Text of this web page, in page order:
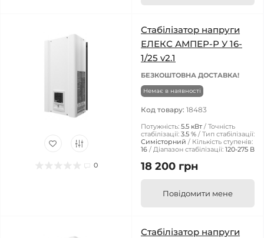
0
Стабілізатор напруги
ЕЛЕКС АМПЕР-Р У 16-
1/25 v2.1
БЕЗКОШТОВНА ДОСТАВКА!
Немає в наявності
Код товару: 18483
Потужність: 5.5 кВт
Точність
стабілізації: 3.5 %
Тип стабілізації:
Симісторний
Кількість ступенів:
16
Діапазон стабілізації: 120-275 В
18 200 грн
Повідомити мене
Стабілізатор напруги